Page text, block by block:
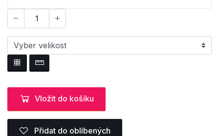
Vložit do košíku
Přidat do oblíbených